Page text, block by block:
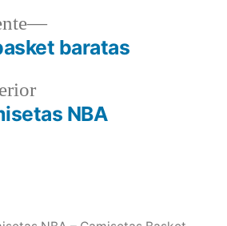
Entrada
anterior:
NBA
Entrada
siguiente:
baratas